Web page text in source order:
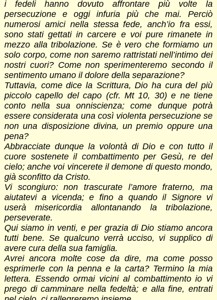
i fedeli hanno dovuto affrontare più volte la
persecuzione e oggi infuria più che mai. Perciò
numerosi amici nella stessa fede, anch’io fra essi,
sono stati gettati in carcere e voi pure rimanete in
mezzo alla tribolazione. Se è vero che formiamo un
solo corpo, come non saremo rattristati nell’intimo dei
nostri cuori? Come non sperimenteremo secondo il
sentimento umano il dolore della separazione?
Tuttavia, come dice la Scrittura, Dio ha cura del più
piccolo capello del capo (cfr. Mt 10, 30) e ne tiene
conto nella sua onniscienza; come dunque potrà
essere considerata una così violenta persecuzione se
non una disposizione divina, un premio oppure una
pena?
Abbracciate dunque la volontà di Dio e con tutto il
cuore sostenete il combattimento per Gesù, re del
cielo; anche voi vincerete il demone di questo mondo,
già sconfitto da Cristo.
Vi scongiuro: non trascurate l’amore fraterno, ma
aiutatevi a vicenda; e fino a quando il Signore vi
userà misericordia allontanando la tribolazione,
perseverate.
Qui siamo in venti, e per grazia di Dio stiamo ancora
tutti bene. Se qualcuno verrà ucciso, vi supplico di
avere cura della sua famiglia.
Avrei ancora molte cose da dire, ma come posso
esprimerle con la penna e la carta? Termino la mia
lettera. Essendo ormai vicini al combattimento io vi
prego di camminare nella fedeltà; e alla fine, entrati